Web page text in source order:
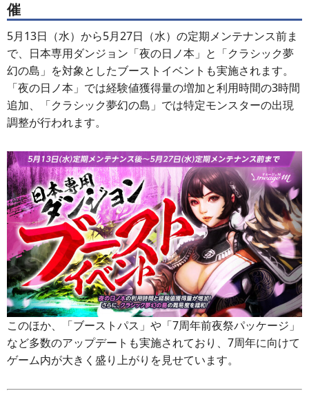
催
5月13日（水）から5月27日（水）の定期メンテナンス前ま
で、日本専用ダンジョン「夜の日ノ本」と「クラシック夢
幻の島」を対象としたブーストイベントも実施されます。
「夜の日ノ本」では経験値獲得量の増加と利用時間の3時間
追加、「クラシック夢幻の島」では特定モンスターの出現
調整が行われます。
このほか、「ブーストパス」や「7周年前夜祭パッケージ」
など多数のアップデートも実施されており、7周年に向けて
ゲーム内が大きく盛り上がりを見せています。